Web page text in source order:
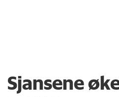
Sjansene